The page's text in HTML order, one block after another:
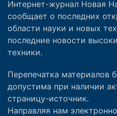
Интернет-журнал Новая
сообщает о последних
области науки и новых
последние новости
техники.
Перепечатка материалов
допустима при наличии
страницу-источник.
Направляя нам